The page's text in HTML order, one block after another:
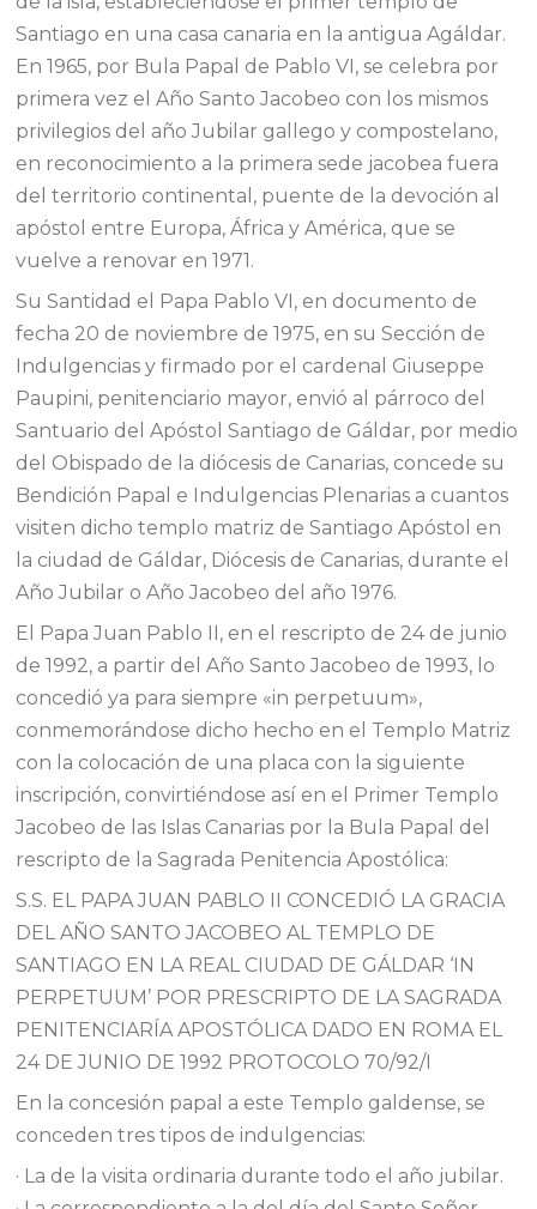
Santiago en una casa canaria en la antigua Agáldar.
En 1965, por Bula Papal de Pablo VI, se celebra por
primera vez el Año Santo Jacobeo con los mismos
privilegios del año Jubilar gallego y compostelano,
en reconocimiento a la primera sede jacobea fuera
del territorio continental, puente de la devoción al
apóstol entre Europa, África y América, que se
vuelve a renovar en 1971.
Su Santidad el Papa Pablo VI, en documento de
fecha 20 de noviembre de 1975, en su Sección de
Indulgencias y firmado por el cardenal Giuseppe
Paupini, penitenciario mayor, envió al párroco del
Santuario del Apóstol Santiago de Gáldar, por medio
del Obispado de la diócesis de Canarias, concede su
Bendición Papal e Indulgencias Plenarias a cuantos
visiten dicho templo matriz de Santiago Apóstol en
la ciudad de Gáldar, Diócesis de Canarias, durante el
Año Jubilar o Año Jacobeo del año 1976.
El Papa Juan Pablo II, en el rescripto de 24 de junio
de 1992, a partir del Año Santo Jacobeo de 1993, lo
concedió ya para siempre «in perpetuum»,
conmemorándose dicho hecho en el Templo Matriz
con la colocación de una placa con la siguiente
inscripción, convirtiéndose así en el Primer Templo
Jacobeo de las Islas Canarias por la Bula Papal del
rescripto de la Sagrada Penitencia Apostólica:
S.S. EL PAPA JUAN PABLO II CONCEDIÓ LA GRACIA
DEL AÑO SANTO JACOBEO AL TEMPLO DE
SANTIAGO EN LA REAL CIUDAD DE GÁLDAR ‘IN
PERPETUUM’ POR PRESCRIPTO DE LA SAGRADA
PENITENCIARÍA APOSTÓLICA DADO EN ROMA EL
24 DE JUNIO DE 1992 PROTOCOLO 70/92/I
En la concesión papal a este Templo galdense, se
conceden tres tipos de indulgencias:
· La de la visita ordinaria durante todo el año jubilar.